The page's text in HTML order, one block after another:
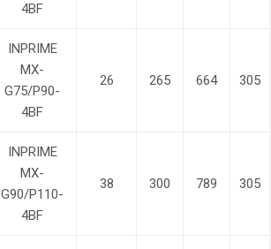
4BF
INPRIME
MX-
G75/P90-
4BF
26 265 664 305
INPRIME
MX-
G90/P110-
4BF
38 300 789 305